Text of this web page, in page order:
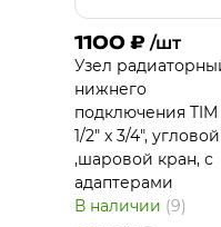
1100 ₽ /шт
Узел
нижнего
подключения TIM
1/2" x 3/4", угловой
,шаровой кран, с
адаптерами
В наличии (9)